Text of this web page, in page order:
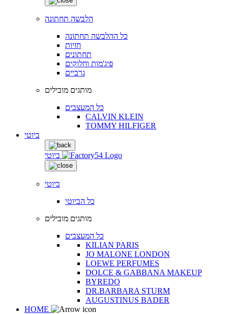
הלבשה תחתונה
כל ההלבשה תחתונה
חזיות
תחתונים
פיג'מות וחלוקים
גרביים
מותגים מובילים
כל המעצבים
CALVIN KLEIN
TOMMY HILFIGER
ביוטי
ביוטי
ביוטי
כל הביוטי
מותגים מובילים
כל המעצבים
KILIAN PARIS
JO MALONE LONDON
LOEWE PERFUMES
DOLCE & GABBANA MAKEUP
BYREDO
DR.BARBARA STURM
AUGUSTINUS BADER
HOME